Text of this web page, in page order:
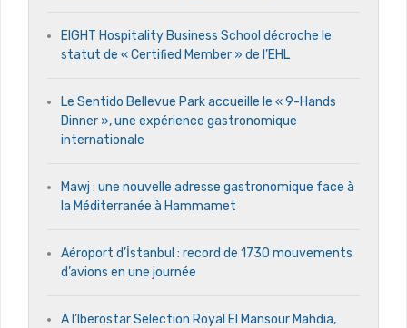
EIGHT Hospitality Business School décroche le
statut de « Certified Member » de l’EHL
Le Sentido Bellevue Park accueille le « 9-Hands
Dinner », une expérience gastronomique
internationale
Mawj : une nouvelle adresse gastronomique face à
la Méditerranée à Hammamet
Aéroport d’İstanbul : record de 1730 mouvements
d’avions en une journée
A l’Iberostar Selection Royal El Mansour Mahdia,